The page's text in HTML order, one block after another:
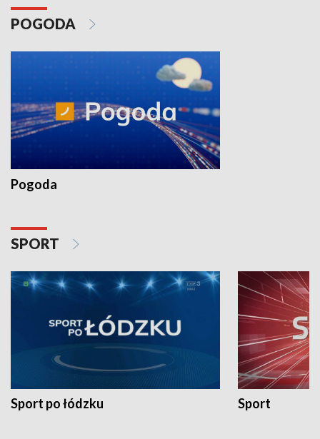
POGODA
Pogoda
SPORT
Sport po łódzku Sport